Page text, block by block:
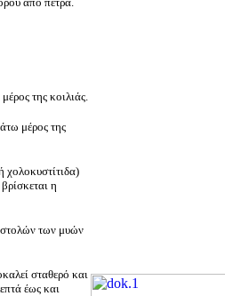
της κοιλιάς.
μέρος της
η
των μυών
σταθερό και
έως και